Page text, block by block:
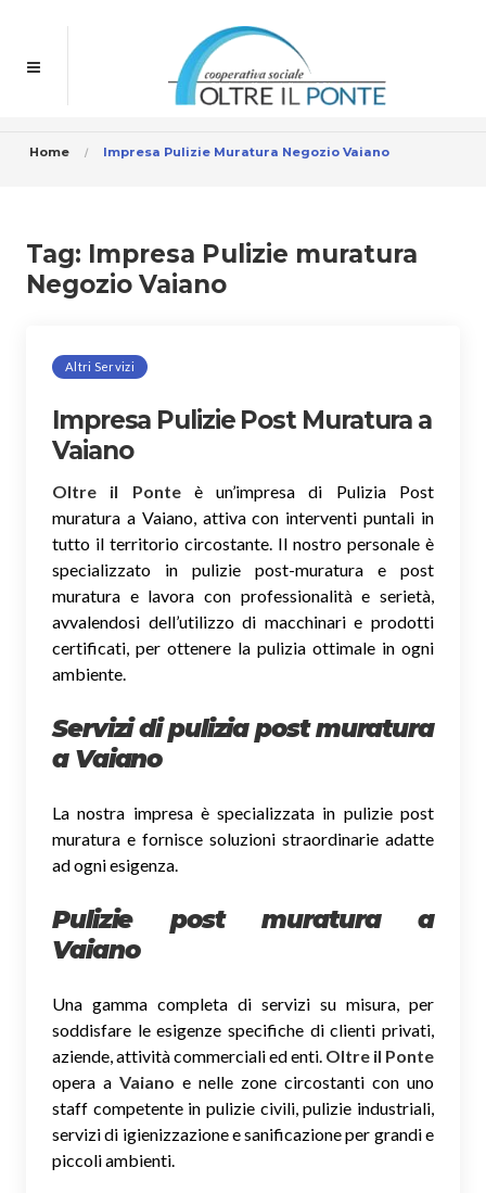
Home Impresa Pulizie Muratura Negozio Vaiano
Tag: Impresa Pulizie muratura
Negozio Vaiano
Altri Servizi
Impresa Pulizie Post Muratura a
Vaiano
Oltre il Ponteè un’impresa di Pulizia Post
muratura a Vaiano, attiva con interventi puntali in
tutto il territorio circostante. Il nostro personale è
specializzato in pulizie post-muratura e post
muratura e lavora con professionalità e serietà,
avvalendosi dell’utilizzo di macchinari e prodotti
certificati, per ottenere la pulizia ottimale in ogni
ambiente.
Servizi di pulizia post muratura
a Vaiano
La nostra impresa è specializzata in pulizie post
muratura e fornisce soluzioni straordinarie adatte
ad ogni esigenza.
Pulizie post muratura a
Vaiano
Una gamma completa di servizi su misura, per
soddisfare le esigenze specifiche di clienti privati,
aziende, attività commerciali ed enti. Oltre il Ponte
opera a Vaiano e nelle zone circostanti con uno
staff competente in pulizie civili, pulizie industriali,
servizi di igienizzazione e sanificazione per grandi e
piccoli ambienti.